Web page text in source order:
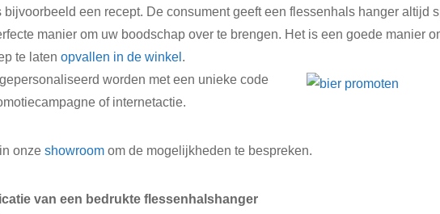
bijvoorbeeld een recept. De consument geeft een flessenhals hanger altijd
manier om uw boodschap over te brengen. Het is een goede manier
te laten opvallen in de winkel .
worden met een unieke code
of internetactie.
onze showroom om de mogelijkheden te bespreken.
van een bedrukte flessenhalshanger